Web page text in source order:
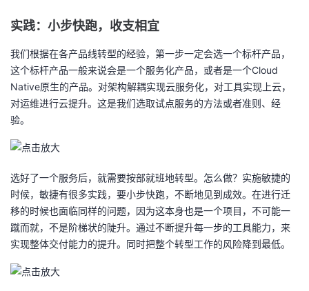
实践：小步快跑，收支相宜
我们根据在各产品线转型的经验，第一步一定会选一个标杆产品，
这个标杆产品一般来说会是一个服务化产品，或者是一个Cloud
Native原生的产品。对架构解耦实现云服务化，对工具实现上云，
对运维进行云提升。这是我们选取试点服务的方法或者准则、经
验。
选好了一个服务后，就需要按部就班地转型。怎么做？实施敏捷的
时候，敏捷有很多实践，要小步快跑，不断地见到成效。在进行迁
移的时候也面临同样的问题，因为这本身也是一个项目，不可能一
蹴而就，不是阶梯状的陡升。通过不断提升每一步的工具能力，来
实现整体交付能力的提升。同时把整个转型工作的风险降到最低。